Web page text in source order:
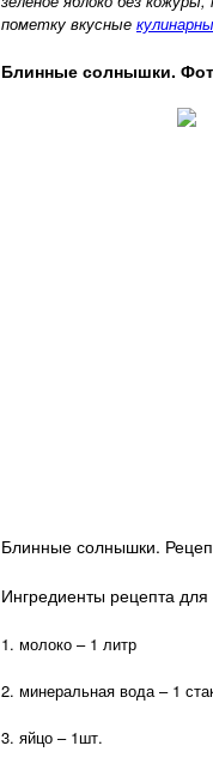
пометку вкусные
Блинные солнышки.
Блинные солнышки.
Ингредиенты рецепта
1. молоко – 1 литр
2. минеральная вода – 1
3. яйцо – 1шт.